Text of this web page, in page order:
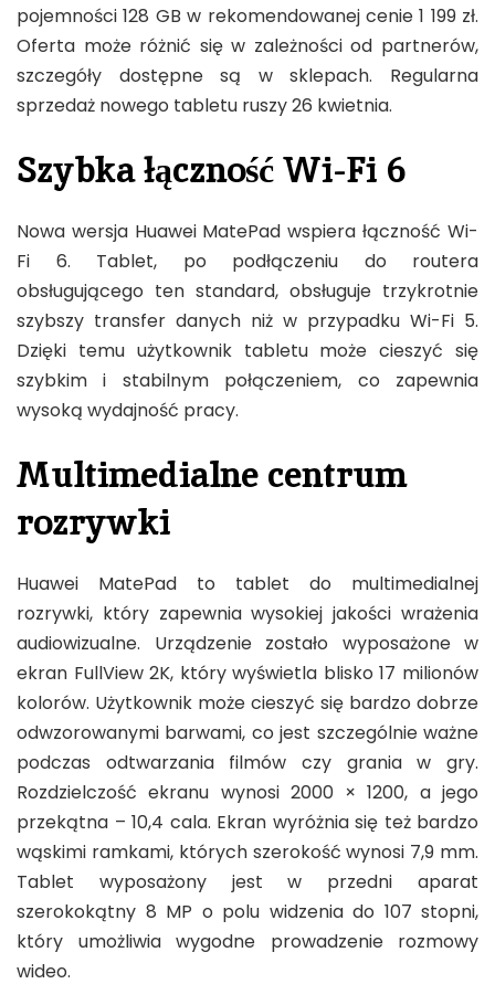
pojemności 128 GB w rekomendowanej cenie 1 199 zł.
Oferta może różnić się w zależności od partnerów,
szczegóły dostępne są w sklepach. Regularna
sprzedaż nowego tabletu ruszy 26 kwietnia.
Szybka łączność Wi-Fi 6
Nowa wersja Huawei MatePad wspiera łączność Wi-
Fi 6. Tablet, po podłączeniu do routera
obsługującego ten standard, obsługuje trzykrotnie
szybszy transfer danych niż w przypadku Wi-Fi 5.
Dzięki temu użytkownik tabletu może cieszyć się
szybkim i stabilnym połączeniem, co zapewnia
wysoką wydajność pracy.
Multimedialne centrum
rozrywki
Huawei MatePad to tablet do multimedialnej
rozrywki, który zapewnia wysokiej jakości wrażenia
audiowizualne. Urządzenie zostało wyposażone w
ekran FullView 2K, który wyświetla blisko 17 milionów
kolorów. Użytkownik może cieszyć się bardzo dobrze
odwzorowanymi barwami, co jest szczególnie ważne
podczas odtwarzania filmów czy grania w gry.
Rozdzielczość ekranu wynosi 2000 × 1200, a jego
przekątna – 10,4 cala. Ekran wyróżnia się też bardzo
wąskimi ramkami, których szerokość wynosi 7,9 mm.
Tablet wyposażony jest w przedni aparat
szerokokątny 8 MP o polu widzenia do 107 stopni,
który umożliwia wygodne prowadzenie rozmowy
wideo.